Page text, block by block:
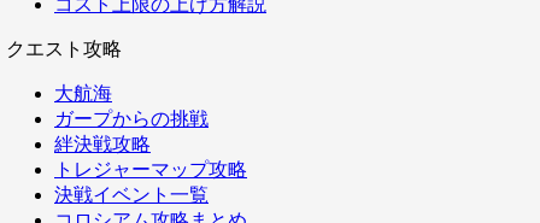
コスト上限の上げ方解説
クエスト攻略
大航海
ガープからの挑戦
絆決戦攻略
トレジャーマップ攻略
決戦イベント一覧